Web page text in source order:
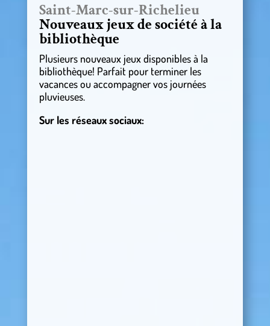
Saint-Marc-sur-Richelieu
Nouveaux jeux de société à la
bibliothèque
Plusieurs nouveaux jeux disponibles à la
bibliothèque! Parfait pour terminer les
vacances ou accompagner vos journées
pluvieuses.
Sur les réseaux sociaux: